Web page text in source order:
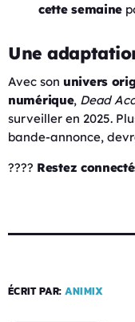
cette semaine
Une
Avec son univers
numérique, Dead
surveiller en 2025.
bande-annonce,
???? Restez
ÉCRIT PAR: ANIMIX